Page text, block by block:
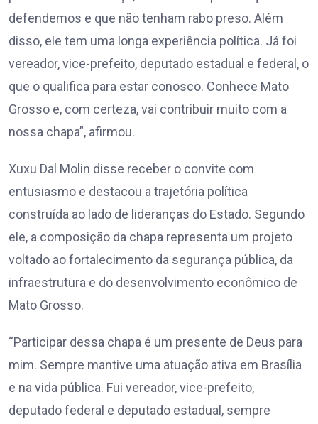
defendemos e que não tenham rabo preso. Além
disso, ele tem uma longa experiência política. Já foi
vereador, vice-prefeito, deputado estadual e federal, o
que o qualifica para estar conosco. Conhece Mato
Grosso e, com certeza, vai contribuir muito com a
nossa chapa”, afirmou.
Xuxu Dal Molin disse receber o convite com
entusiasmo e destacou a trajetória política
construída ao lado de lideranças do Estado. Segundo
ele, a composição da chapa representa um projeto
voltado ao fortalecimento da segurança pública, da
infraestrutura e do desenvolvimento econômico de
Mato Grosso.
“Participar dessa chapa é um presente de Deus para
mim. Sempre mantive uma atuação ativa em Brasília
e na vida pública. Fui vereador, vice-prefeito,
deputado federal e deputado estadual, sempre